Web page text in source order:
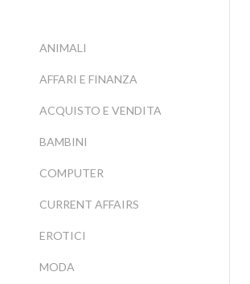
ANIMALI
AFFARI E FINANZA
ACQUISTO E VENDITA
BAMBINI
COMPUTER
CURRENT AFFAIRS
EROTICI
MODA